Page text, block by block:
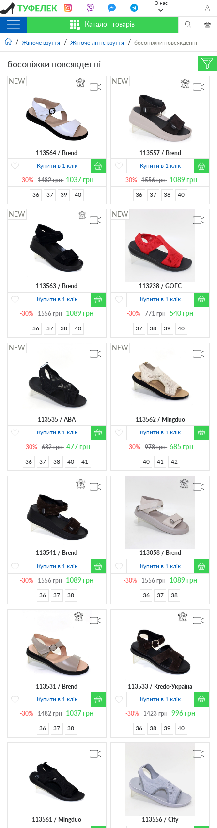
О нас
Каталог товарів
Жіноче взуття Жіноче літнє взуття босоніжки повсякденні
босоніжки повсякденні
113564
Brend
Купити в 1 клік
-30% 1482грн 1037 грн
36 37 39 40
113557
Brend
Купити в 1 клік
-30% 1556грн 1089грн
36 37 38 40
113563
Brend
Купити в 1 клік
-30% 1556грн 1089 грн
36 37 38 40
113238
GOFC
Купити в 1 клік
-30% 771грн 540 грн
37 38 39 40
113535
ABA
Купити в 1 клік
-30% 682грн 477грн
36 37 38 40 41
113562
Mingduo
Купити в 1 клік
-30% 978грн 685 грн
40 41 42
113541
Brend
Купити в 1 клік
-30% 1556грн 1089 грн
36 37 38
113058
Brend
Купити в 1 клік
-30% 1556грн 1089грн
36 37 38
113531
Brend
Купити в 1 клік
-30% 1482грн 1037 грн
36 37 38
113533
Kredo-Україна
Купити в 1 клік
-30% 1423грн 996грн
36 38 39 40
113561
Mingduo
113556
City